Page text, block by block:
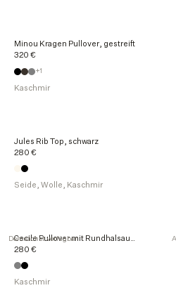
Minou Kragen Pullover, gestreift
320 €
Kaschmir
+1
Jules Rib Top, schwarz
280 €
Seide, Wolle, Kaschmir
Demnächst verfügbar
280 €
Kaschmir